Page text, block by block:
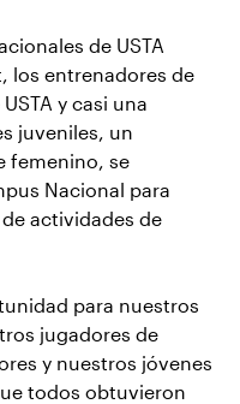
de USTA
los entrenadores de
y casi una
juveniles, un
femenino, se
Nacional para
actividades de
para nuestros
jugadores de
y nuestros jóvenes
todos obtuvieron